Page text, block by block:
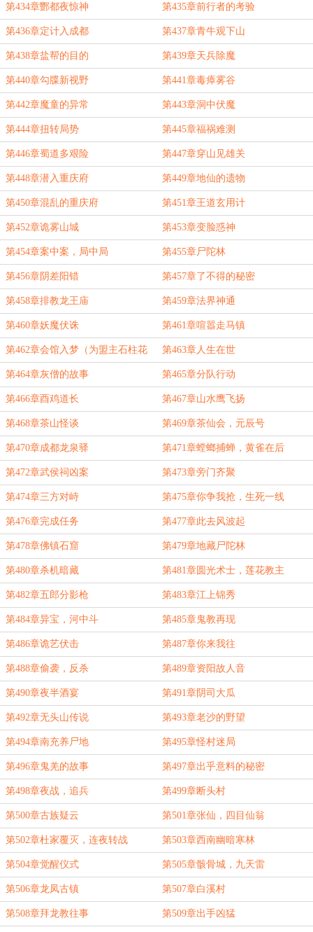
第434章酆都夜惊神 第435章前行者的考验
第436章定计入成都 第437章青牛观下山
第438章盐帮的目的 第439章天兵除魔
第440章勾牒新视野 第441章毒瘴雾谷
第442章魔童的异常 第443章洞中伏魔
第444章扭转局势 第445章福祸难测
第446章蜀道多艰险 第447章穿山见雄关
第448章潜入重庆府 第449章地仙的遗物
第450章混乱的重庆府 第451章王道玄用计
第452章诡雾山城 第453章变脸惑神
第454章案中案，局中局 第455章尸陀林
第456章阴差阳错 第457章了不得的秘密
第458章排教龙王庙 第459章法界神通
第460章妖魔伏诛 第461章喧嚣走马镇
第462章会馆入梦（为盟主石柱花
开陌上香加更）
第463章人生在世
第464章灰僧的故事 第465章分队行动
第466章酉鸡道长 第467章山水鹰飞扬
第468章茶山怪谈 第469章茶仙会，元辰号
第470章成都龙泉驿 第471章螳螂捕蝉，黄雀在后
第472章武侯祠凶案 第473章旁门齐聚
第474章三方对峙 第475章你争我抢，生死一线
第476章完成任务 第477章此去风波起
第478章佛镇石窟 第479章地藏尸陀林
第480章杀机暗藏 第481章圆光术士，莲花教主
第482章五郎分影枪 第483章江上锦秀
第484章异宝，河中斗 第485章鬼教再现
第486章诡艺伏击 第487章你来我往
第488章偷袭，反杀 第489章资阳故人音
第490章夜半酒宴 第491章阴司大瓜
第492章无头山传说 第493章老沙的野望
第494章南充养尸地 第495章怪村迷局
第496章鬼羌的故事 第497章出乎意料的秘密
第498章夜战，追兵 第499章断头村
第500章古族疑云 第501章张仙，四目仙翁
第502章杜家覆灭，连夜转战 第503章西南幽暗寒林
第504章觉醒仪式 第505章骸骨城，九天雷
第506章龙凤古镇 第507章白溪村
第508章拜龙教往事 第509章出手凶猛